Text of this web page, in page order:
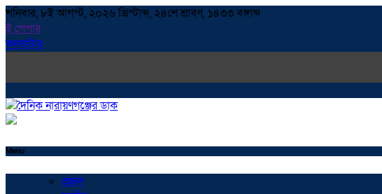
শনিবার, ৮ই আগস্ট, ২০২৬ খ্রিস্টাব্দ, ২৪শে শ্রাবণ, ১৪৩৩ বঙ্গাব্দ
ই পেপার
কনভাটার
Menu
প্রচ্ছদ